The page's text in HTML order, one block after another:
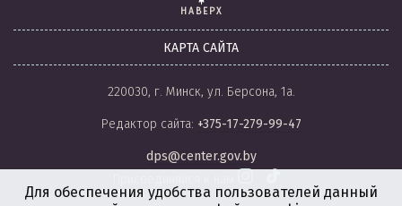
НАВЕРХ
КАРТА САЙТА
220030, г. Минск, ул. Берсона, 1а.
Редактор сайта: +375-17-279-99-47
dps@center.gov.by
Для обеспечения удобства пользователей данный